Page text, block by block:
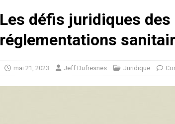
Les défis juridiques des
réglementations
mai 21, 2023 Jeff Dufresnes Juridique